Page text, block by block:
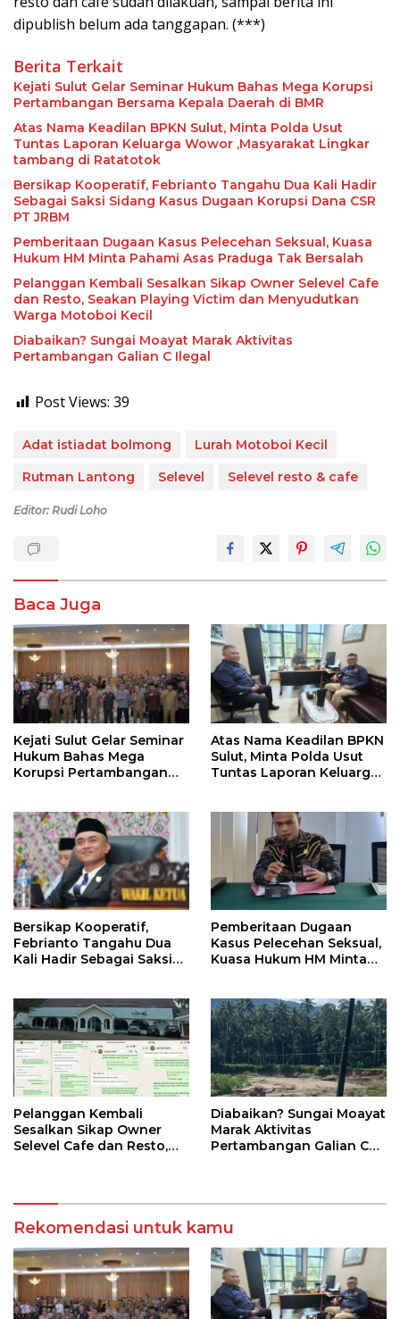
dipublish belum ada tanggapan. (***)
Berita Terkait
Kejati Sulut Gelar Seminar Hukum Bahas Mega Korupsi
Pertambangan Bersama Kepala Daerah di BMR
Atas Nama Keadilan BPKN Sulut, Minta Polda Usut
Tuntas Laporan Keluarga Wowor ,Masyarakat Lingkar
tambang di Ratatotok
Bersikap Kooperatif, Febrianto Tangahu Dua Kali Hadir
Sebagai Saksi Sidang Kasus Dugaan Korupsi Dana CSR
PT JRBM
Pemberitaan Dugaan Kasus Pelecehan Seksual, Kuasa
Hukum HM Minta Pahami Asas Praduga Tak Bersalah
Pelanggan Kembali Sesalkan Sikap Owner Selevel Cafe
dan Resto, Seakan Playing Victim dan Menyudutkan
Warga Motoboi Kecil
Diabaikan? Sungai Moayat Marak Aktivitas
Pertambangan Galian C Ilegal
Post Views: 39
Adat istiadat bolmong
Lurah Motoboi Kecil
Rutman Lantong
Selevel Selevel resto & cafe
Editor: Rudi Loho
Baca Juga
Kejati Sulut Gelar Seminar
Hukum Bahas Mega
Korupsi Pertambangan
Atas Nama Keadilan BPKN
Sulut, Minta Polda Usut
Tuntas Laporan Keluarga
Ratatotok
Bersikap Kooperatif,
Febrianto Tangahu Dua
Kali Hadir Sebagai Saksi
JRBM
Pemberitaan Dugaan
Kasus Pelecehan Seksual,
Kuasa Hukum HM Minta
Pelanggan Kembali
Sesalkan Sikap Owner
Selevel Cafe dan Resto,
Diabaikan? Sungai Moayat
Marak Aktivitas
Pertambangan Galian C
Rekomendasi untuk kamu